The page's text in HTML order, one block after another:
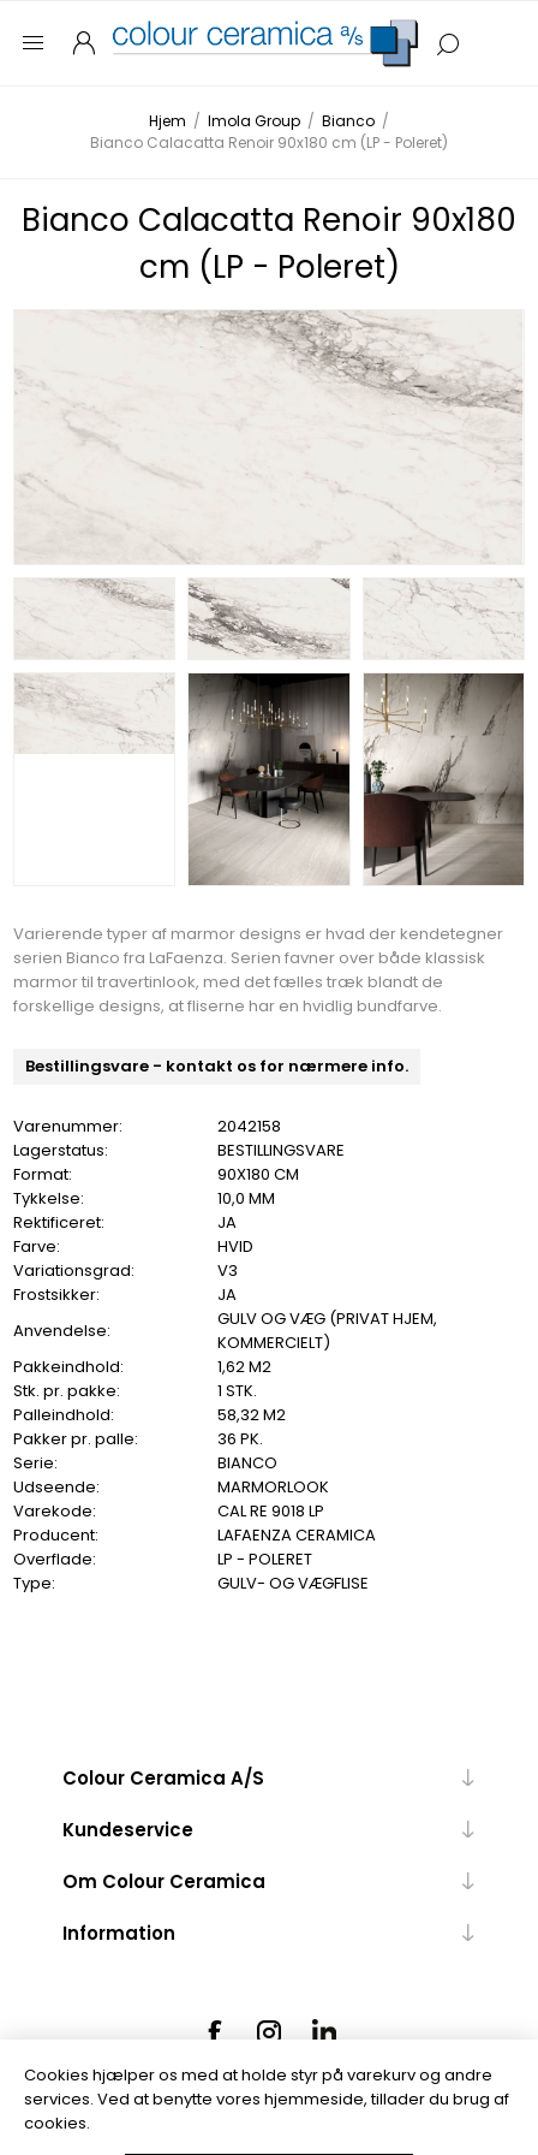
Hjem / Imola Group / Bianco /
Bianco Calacatta Renoir 90x180 cm (LP - Poleret)
Bianco Calacatta Renoir 90x180
cm (LP - Poleret)
Varierende typer af marmor designs er hvad der kendetegner
serien Bianco fra LaFaenza. Serien favner over både klassisk
marmor til travertinlook, med det fælles træk blandt de
forskellige designs, at fliserne har en hvidlig bundfarve.
Bestillingsvare - kontakt os for nærmere info.
Varenummer:
2042158
Lagerstatus:
BESTILLINGSVARE
Format:
90X180 CM
Tykkelse:
10,0 MM
Rektificeret:
JA
Farve:
HVID
Variationsgrad:
V3
Frostsikker:
JA
Anvendelse:
GULV OG VÆG (PRIVAT HJEM,
KOMMERCIELT)
Pakkeindhold:
1,62 M2
Stk. pr. pakke:
1 STK.
Palleindhold:
58,32 M2
Pakker pr. palle:
36 PK.
Serie:
BIANCO
Udseende:
MARMORLOOK
Varekode:
CAL RE 9018 LP
Producent:
LAFAENZA CERAMICA
Overflade:
LP - POLERET
Type:
GULV- OG VÆGFLISE
Colour Ceramica A/S
Kundeservice
Om Colour Ceramica
Information
Powered bynopCommerce
Cookies hjælper os med at holde styr på varekurv og andre
services. Ved at benytte vores hjemmeside, tillader du brug af
cookies.